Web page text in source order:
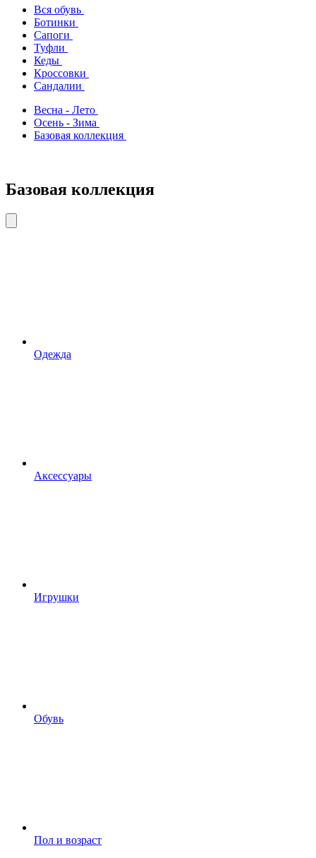
Вся обувь
Ботинки
Сапоги
Туфли
Кеды
Кроссовки
Сандалии
Весна - Лето
Осень - Зима
Базовая коллекция
Базовая коллекция
Одежда
Аксессуары
Игрушки
Обувь
Пол и возраст